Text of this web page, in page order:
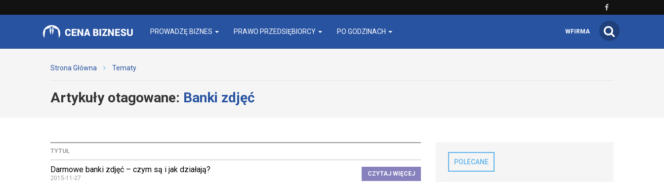
PROWADZĘ BIZNES PRAWO PRZEDSIĘBIORCY PO GODZINACH WFIRMA
Strona Główna Tematy
Artykuły otagowane: Banki zdjęć
TYTUŁ
Darmowe banki zdjęć – czym są i jak działają?
2015-11-27
CZYTAJ WIĘCEJ
POLECANE